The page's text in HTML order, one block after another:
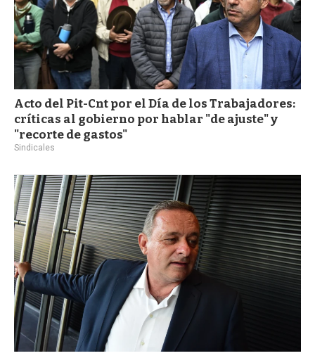
Acto del Pit-Cnt por el Día de los Trabajadores:
críticas al gobierno por hablar "de ajuste" y
"recorte de gastos"
Sindicales